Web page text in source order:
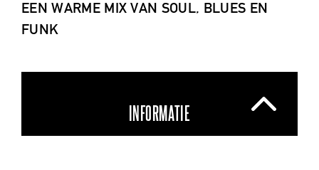
EEN WARME MIX VAN SOUL, BLUES EN
FUNK
INFORMATIE